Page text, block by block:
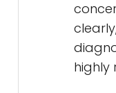
highly